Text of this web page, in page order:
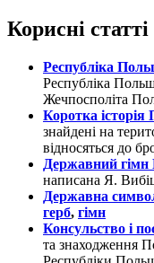
Корисні статті
Республіка
Республіка
Жечпосполіта
Коротка історія
знайдені на
відносяться до
Державний гімн
написана Я.
Державна
герб, гімн
Консульство і
та знаходження